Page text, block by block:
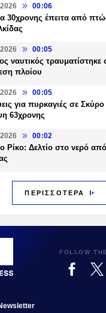
00:06
30χρονης έπειτα από
00:05
ναυτικός
πλοίου
00:05
για πυρκαγιές σε
63χρονης
00:02
Ρίκο: Δελτίο στο νερό
ΠΕΡΙΣΣΟΤΕΡΑ
FOLLOW